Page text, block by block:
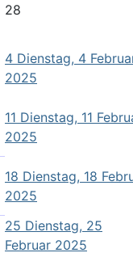
28
4 Dienstag, 4
2025
11 Dienstag, 11
2025
18 Dienstag, 18
2025
25 Dienstag, 25
Februar 2025